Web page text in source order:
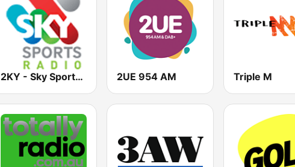
2KY - Sky Sports Radio 2UE 954 AM Triple M